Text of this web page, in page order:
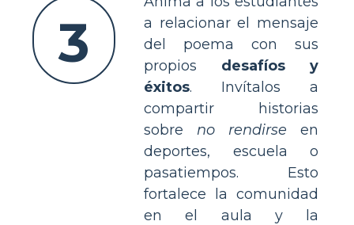
3
a relacionar el mensaje
del poema con sus
propios desafíos y
éxitos. Invítalos a
compartir historias
sobre no rendirse en
deportes, escuela o
pasatiempos. Esto
fortalece la comunidad
en el aula y la